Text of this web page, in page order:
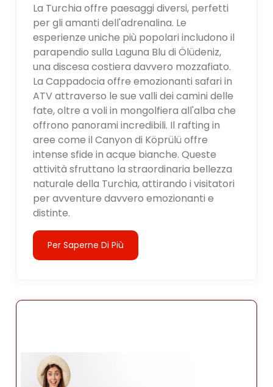
La Turchia offre paesaggi diversi, perfetti
per gli amanti dell'adrenalina. Le
esperienze uniche più popolari includono il
parapendio sulla Laguna Blu di Ölüdeniz,
una discesa costiera davvero mozzafiato.
La Cappadocia offre emozionanti safari in
ATV attraverso le sue valli dei camini delle
fate, oltre a voli in mongolfiera all'alba che
offrono panorami incredibili. Il rafting in
aree come il Canyon di Köprülü offre
intense sfide in acque bianche. Queste
attività sfruttano la straordinaria bellezza
naturale della Turchia, attirando i visitatori
per avventure davvero emozionanti e
distinte.
Per Saperne Di Più